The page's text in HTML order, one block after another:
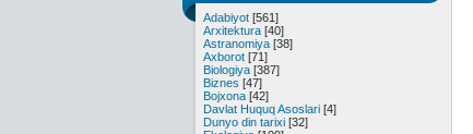
Adabiyot [561]
Arxitektura [40]
Astranomiya [38]
Axborot [71]
Biologiya [387]
Biznes [47]
Bojxona [42]
Davlat Huquq Asoslari [4]
Dunyo din tarixi [32]